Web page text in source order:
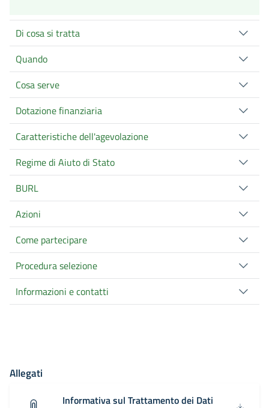
Di cosa si tratta
Quando
Cosa serve
Dotazione finanziaria
Caratteristiche dell'agevolazione
Regime di Aiuto di Stato
BURL
Azioni
Come partecipare
Procedura selezione
Informazioni e contatti
Allegati
Informativa sul Trattamento dei Dati